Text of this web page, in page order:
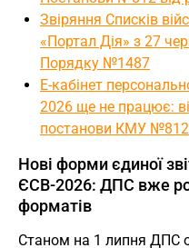
Звіряння Списків
«Портал Дія» з 27
Порядку №1487
Е-кабінет
2026 ще не працює:
постанови КМУ №812
Нові форми єдиної
ЄСВ-2026: ДПС вже
форматів
Станом на 1 липня ДПС